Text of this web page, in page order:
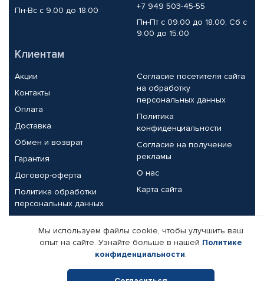
Пн-Вс с 9.00 до 18.00
+7 949 503-45-55
Пн-Пт с 09.00 до 18.00, Сб с
9.00 до 15.00
Клиентам
Акции
Контакты
Оплата
Доставка
Обмен и возврат
Гарантия
Договор-оферта
Политика обработки
персональных данных
Согласие посетителя сайта
на обработку
персональных данных
Политика
конфиденциальности
Согласие на получение
рекламы
О нас
Карта сайта
Партнерам
Корпоративным клиентам
Поставщикам
Реквизиты компании
Мы используем файлы cookie, чтобы улучшить ваш
опыт на сайте. Узнайте больше в нашей Политике
конфиденциальности.